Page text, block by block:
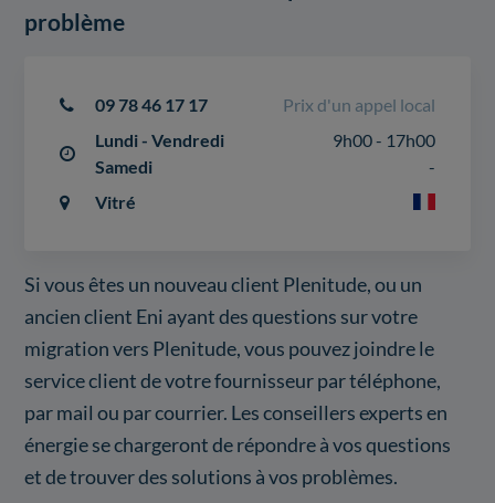
problème
09 78 46 17 17
Prix d'un appel local
Lundi - Vendredi
9h00 - 17h00
Samedi
-
Vitré
Si vous êtes un nouveau client Plenitude, ou un
ancien client Eni ayant des questions sur votre
migration vers Plenitude, vous pouvez joindre le
service client de votre fournisseur par téléphone,
par mail ou par courrier. Les conseillers experts en
énergie se chargeront de répondre à vos questions
et de trouver des solutions à vos problèmes.